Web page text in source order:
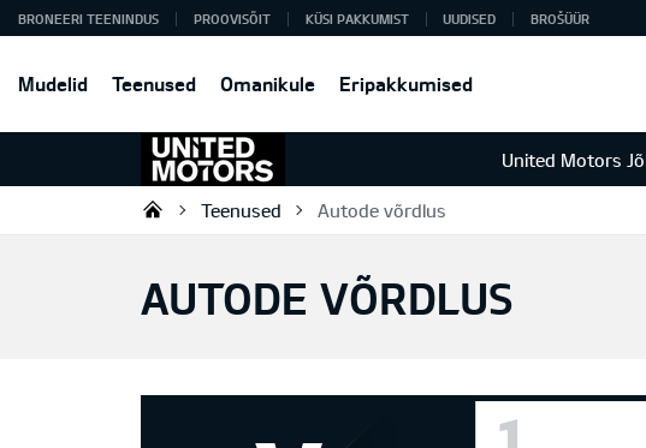
Mudelid Teenused Omanikule Eripakkumised
BRONEERI TEENINDUS PROOVISÕIT KÜSI PAKKUMIST UUDISED BROŠÜÜR
United Motors
United Motors Jõhvi
Teenused Autode võrdlus
AUTODE VÕRDLUS